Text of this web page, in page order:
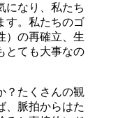
になり、私たち
す。私たちのゴ
）の再確立、生
とても大事なの
？たくさんの観
、脈拍からはた